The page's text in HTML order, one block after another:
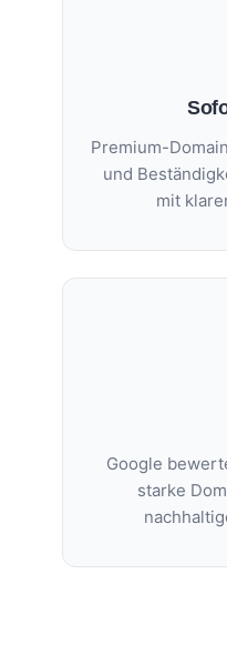
Premium-
und
mit
Google
starke